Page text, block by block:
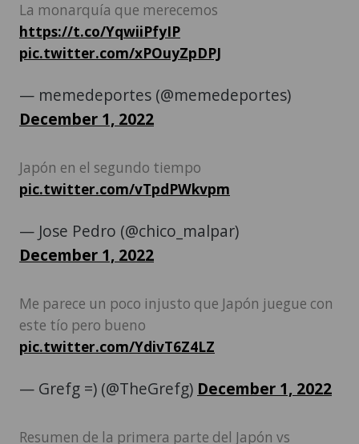
La monarquía que merecemos
https://t.co/YqwiiPfyIP
pic.twitter.com/xPOuyZpDPJ
— memedeportes (@memedeportes)
December 1, 2022
Japón en el segundo tiempo
pic.twitter.com/vTpdPWkvpm
— Jose Pedro (@chico_malpar)
December 1, 2022
Me parece un poco injusto que Japón juegue con
este tío pero bueno
pic.twitter.com/YdivT6Z4LZ
— Grefg =) (@TheGrefg) December 1, 2022
Resumen de la primera parte del Japón vs